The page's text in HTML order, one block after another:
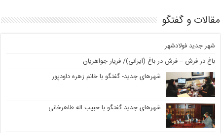
مقالات و گفتگو
شهر جدید فولادشهر
باغ در فرش – فرش در باغ (ایرانی)/ فریار جواهریان
شهرهای جدید- گفتگو با خانم زهره داودپور
شهرهای جدید گفتگو با حبیب اله طاهرخانی